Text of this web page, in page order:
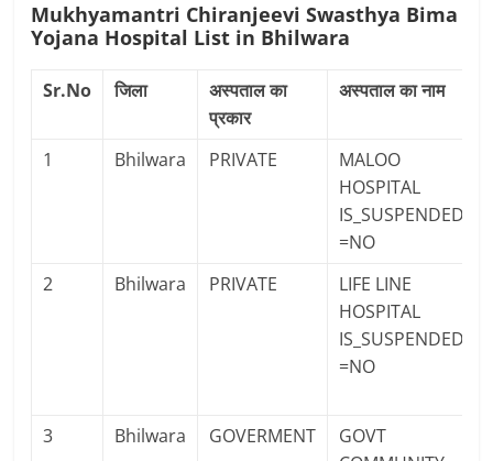
Mukhyamantri Chiranjeevi Swasthya Bima
Yojana Hospital List in Bhilwara
Sr.No जिला
अस्पताल का
प्रकार
अस्पताल का नाम
1 Bhilwara PRIVATE
MALOO
HOSPITAL
IS_SUSPENDED
=NO
2 Bhilwara PRIVATE
LIFE LINE
HOSPITAL
IS_SUSPENDED
=NO
3
Bhilwara GOVERMENT
GOVT